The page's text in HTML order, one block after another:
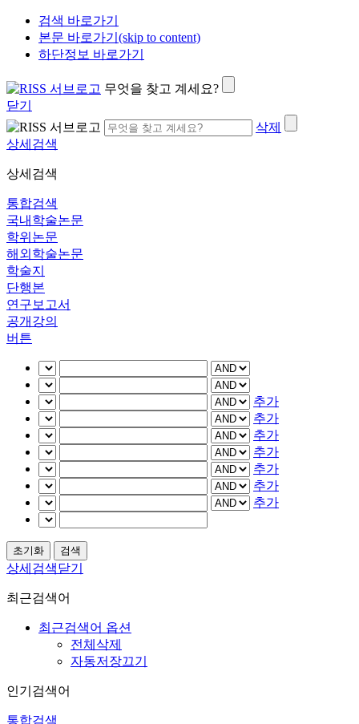
검색 바로가기
본문 바로가기(skip to content)
하단정보 바로가기
무엇을 찾고 계세요?
닫기
삭제
상세검색
상세검색
통합검색
국내학술논문
학위논문
해외학술논문
학술지
단행본
연구보고서
공개강의
버튼
추가
추가
추가
추가
추가
추가
추가
상세검색닫기
최근검색어
최근검색어 옵션
전체삭제
자동저장끄기
인기검색어
통합검색